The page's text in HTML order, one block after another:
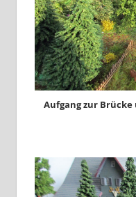
Aufgang zur Brücke